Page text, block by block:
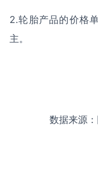
2.轮胎产品的价格
主。
数据来源